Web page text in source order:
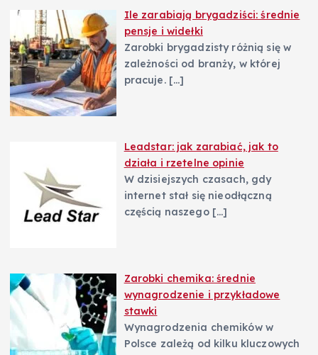
Ile zarabiają brygadziści: średnie
pensje i widełki
Zarobki brygadzisty różnią się w
zależności od branży, w której
pracuje. […]
Leadstar: jak zarabiać, jak to
działa i rzetelne opinie
W dzisiejszych czasach, gdy
internet stał się nieodłączną
częścią naszego […]
Zarobki chemika: średnie
wynagrodzenie i przykładowe
stawki
Wynagrodzenia chemików w
Polsce zależą od kilku kluczowych